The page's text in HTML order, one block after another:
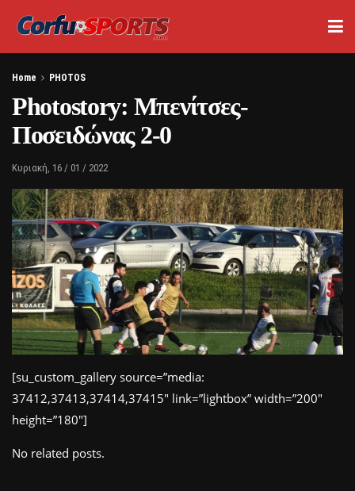
Home PHOTOS
Photostory: Μπενίτσες-
Ποσειδώνας 2-0
Κυριακή, 16 / 01 / 2022
[su_custom_gallery source=”media:
37412,37413,37414,37415″ link=”lightbox” width=”200″
height=”180″]
No related posts.